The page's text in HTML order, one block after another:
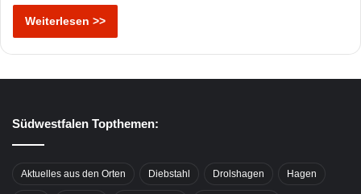
Weiterlesen >>
Südwestfalen Topthemen:
Aktuelles aus den Orten Diebstahl Drolshagen Hagen